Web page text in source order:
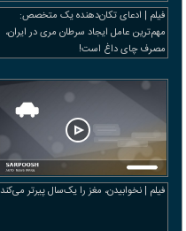
فیلم | ادعای تکان‌دهنده یک متخصص:
مهم‌ترین عامل ایجاد سرطان مری در ایران،
مصرف چای داغ است!
فیلم | نخوابیدن، مغز را یک‌سال پیرتر می‌کند